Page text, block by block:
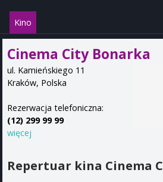
Kino
Cinema City Bonarka
ul. Kamieńskiego 11
Kraków, Polska
Rezerwacja telefoniczna:
(12) 299 99 99
więcej
Repertuar kina Cinema